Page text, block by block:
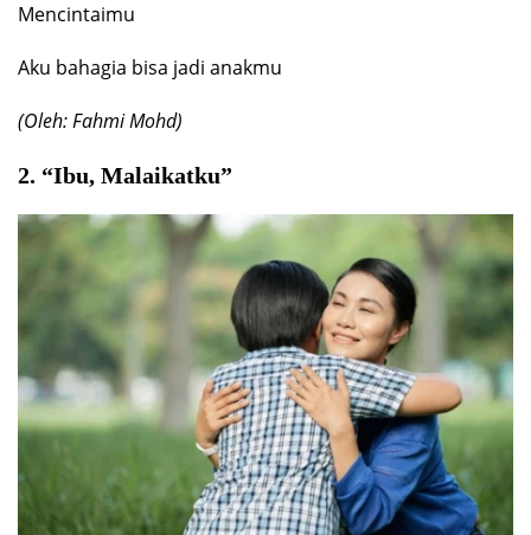
Mencintaimu
Aku bahagia bisa jadi anakmu
(Oleh: Fahmi Mohd)
2. “Ibu, Malaikatku”